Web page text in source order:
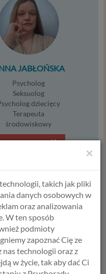
JABŁOŃSKA
Psycholog
Seksuolog
dziecięcy
Terapeuta
środowiskowy
termin
HANNA
Psycholog
Psychotraumatolog
×
takich jak pliki
danych osobowych w
oraz analizowania
W ten sposób
podmioty
zapoznać Cię ze
nas technologii oraz z
w życie, tak aby dać Ci